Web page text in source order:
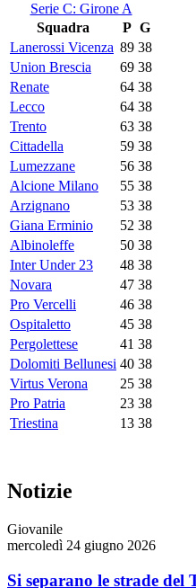
Serie C: Girone A
Squadra
P G
Lanerossi Vicenza 89 38
Union Brescia
69 38
Renate
64 38
Lecco
64 38
Trento
63 38
Cittadella
59 38
Lumezzane
56 38
Alcione Milano
55 38
Arzignano
53 38
Giana Erminio
52 38
Albinoleffe
50 38
Inter Under 23
48 38
Novara
47 38
Pro Vercelli
46 38
Ospitaletto
45 38
Pergolettese
41 38
Dolomiti Bellunesi 40 38
Virtus Verona
25 38
Pro Patria
23 38
Triestina
13 38
Notizie
Giovanile
mercoledì 24 giugno 2026
Si separano le strade del